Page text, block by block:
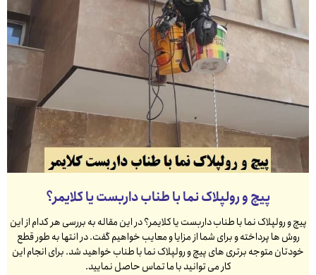
پیچ و رولپلاک نما با طناب داربست یا کلایمر؟
پیچ و رولپلاک نما با طناب داربست یا کلایمر؟ در این مقاله به بررسی هر کدام از این
روش ها پرداخته و برای شما از مزایا و معایب خواهیم گفت. در انتها به طور قطع
خودتان متوجه برتری های پیچ و رولپلاک نما با طناب خواهید شد. برای انجام این
کار می توانید با ما تماس حاصل نمایید.